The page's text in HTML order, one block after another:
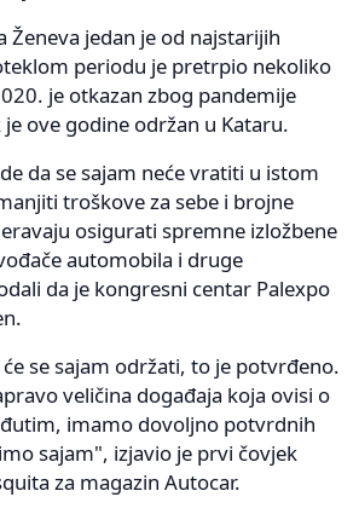
Ženeva jedan je od najstarijih
periodu je pretrpio nekoliko
je otkazan zbog pandemije
ove godine održan u Kataru.
da se sajam neće vratiti u istom
troškove za sebe i brojne
osigurati spremne izložbene
automobila i druge
da je kongresni centar Palexpo
se sajam održati, to je potvrđeno.
veličina događaja koja ovisi o
imamo dovoljno potvrdnih
sajam", izjavio je prvi čovjek
za magazin Autocar.